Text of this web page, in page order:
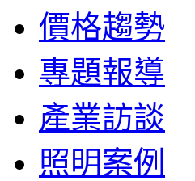
價格趨勢
專題報導
產業訪談
照明案例